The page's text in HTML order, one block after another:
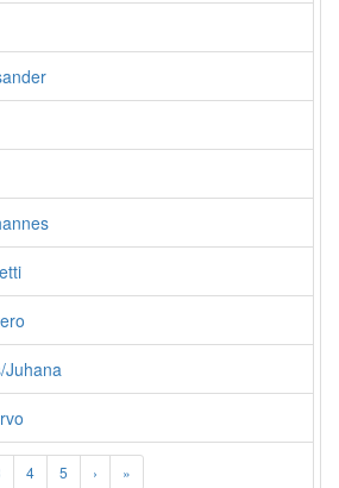
Juhana
4 5 › »